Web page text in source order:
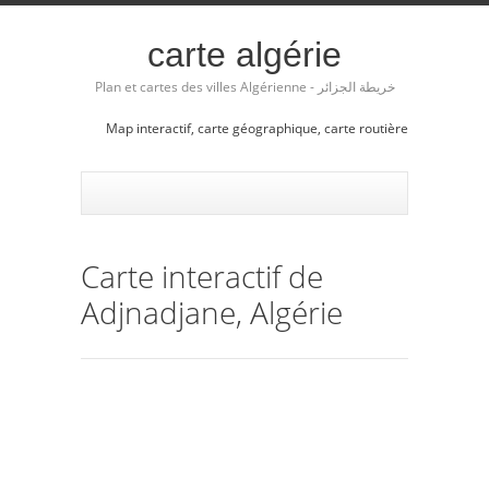
carte algérie
Plan et cartes des villes Algérienne - خريطة الجزائر
Map interactif, carte géographique, carte routière
Carte interactif de
Adjnadjane, Algérie